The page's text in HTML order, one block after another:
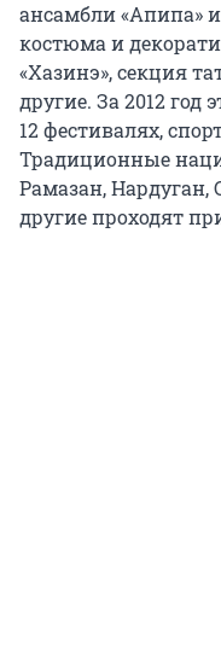
ансамбли «Апипа»
костюма и
«Хазинэ», секция
другие. За 2012
12 фестивалях,
Традиционные
Рамазан, Нардуган,
другие проходят